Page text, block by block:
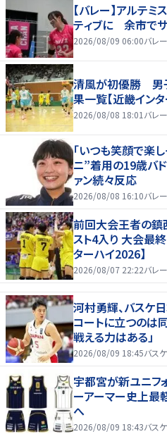
【バレー】アルテ
ティブに 余市で
2026/08/09 06:00バレー
清風が初優勝 男
果一覧【近畿イン
2026/08/08 18:01 バレー
「いつも笑顔で楽
ニ”着用の19歳バド
ァン続々反応
2026/08/08 16:10バレー
前回大会王者の鎮
スト4入り 大会最
ターハイ2026】
2026/08/07 22:22バレー
河村勇輝、バスケ
コートに立つのは
戦える力はある」
2026/08/09 18:45バスケ
宇都宮が新ユニフ
ーアーマー史上最
へ
2026/08/09 18:43バスケ